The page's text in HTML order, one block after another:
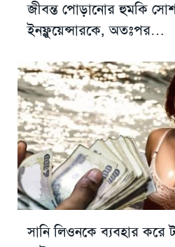
জীবন্ত পোড়ানোর হুমকি
ইনফ্লুয়েন্সারকে, অতঃপর…
সানি লিওনকে ব্যবহার করে